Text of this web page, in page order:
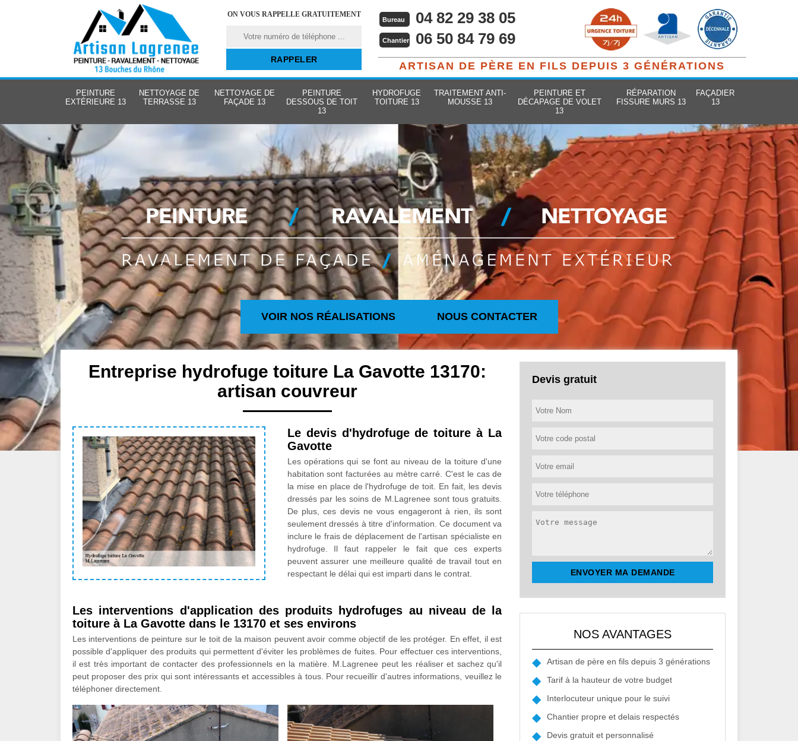
ON VOUS RAPPELLE GRATUITEMENT
Bureau 04 82 29 38 05
Chantier 06 50 84 79 69
ARTISAN DE PÈRE EN FILS DEPUIS 3 GÉNÉRATIONS
PEINTURE
EXTÉRIEURE 13
NETTOYAGE DE
TERRASSE 13
NETTOYAGE DE
FAÇADE 13
PEINTURE
DESSOUS DE TOIT
13
HYDROFUGE
TOITURE 13
TRAITEMENT ANTI-
MOUSSE 13
PEINTURE ET
DÉCAPAGE DE VOLET
13
RÉPARATION
FISSURE MURS 13
FAÇADIER
13
VOIR NOS RÉALISATIONS NOUS CONTACTER
Entreprise hydrofuge toiture La Gavotte 13170:
artisan couvreur
Le devis d'hydrofuge de toiture à La
Gavotte
Les opérations qui se font au niveau de la toiture d'une
habitation sont facturées au mètre carré. C'est le cas de
la mise en place de l'hydrofuge de toit. En fait, les devis
dressés par les soins de M.Lagrenee sont tous gratuits.
De plus, ces devis ne vous engageront à rien, ils sont
seulement dressés à titre d'information. Ce document va
inclure le frais de déplacement de l'artisan spécialiste en
hydrofuge. Il faut rappeler le fait que ces experts
peuvent assurer une meilleure qualité de travail tout en
respectant le délai qui est imparti dans le contrat.
Les interventions d'application des produits hydrofuges au niveau de la
toiture à La Gavotte dans le 13170 et ses environs
Les interventions de peinture sur le toit de la maison peuvent avoir comme objectif de les protéger. En effet, il est
possible d'appliquer des produits qui permettent d'éviter les problèmes de fuites. Pour effectuer ces interventions,
il est très important de contacter des professionnels en la matière. M.Lagrenee peut les réaliser et sachez qu'il
peut proposer des prix qui sont intéressants et accessibles à tous. Pour recueillir d'autres informations, veuillez le
téléphoner directement.
Devis gratuit
NOS AVANTAGES
Artisan de père en fils depuis 3 générations
Tarif à la hauteur de votre budget
Interlocuteur unique pour le suivi
Chantier propre et delais respectés
Devis gratuit et personnalisé